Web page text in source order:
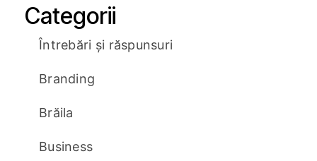
Categorii
Întrebări și răspunsuri
Branding
Brăila
Business